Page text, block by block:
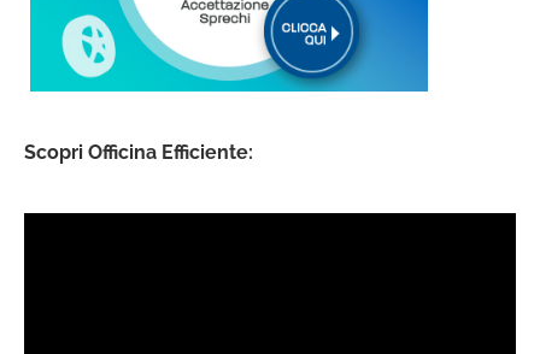
Scopri Officina Efficiente: